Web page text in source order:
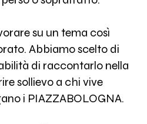
su un tema così
Abbiamo scelto di
di raccontarlo nella
sollievo a chi vive
i PIAZZABOLOGNA.